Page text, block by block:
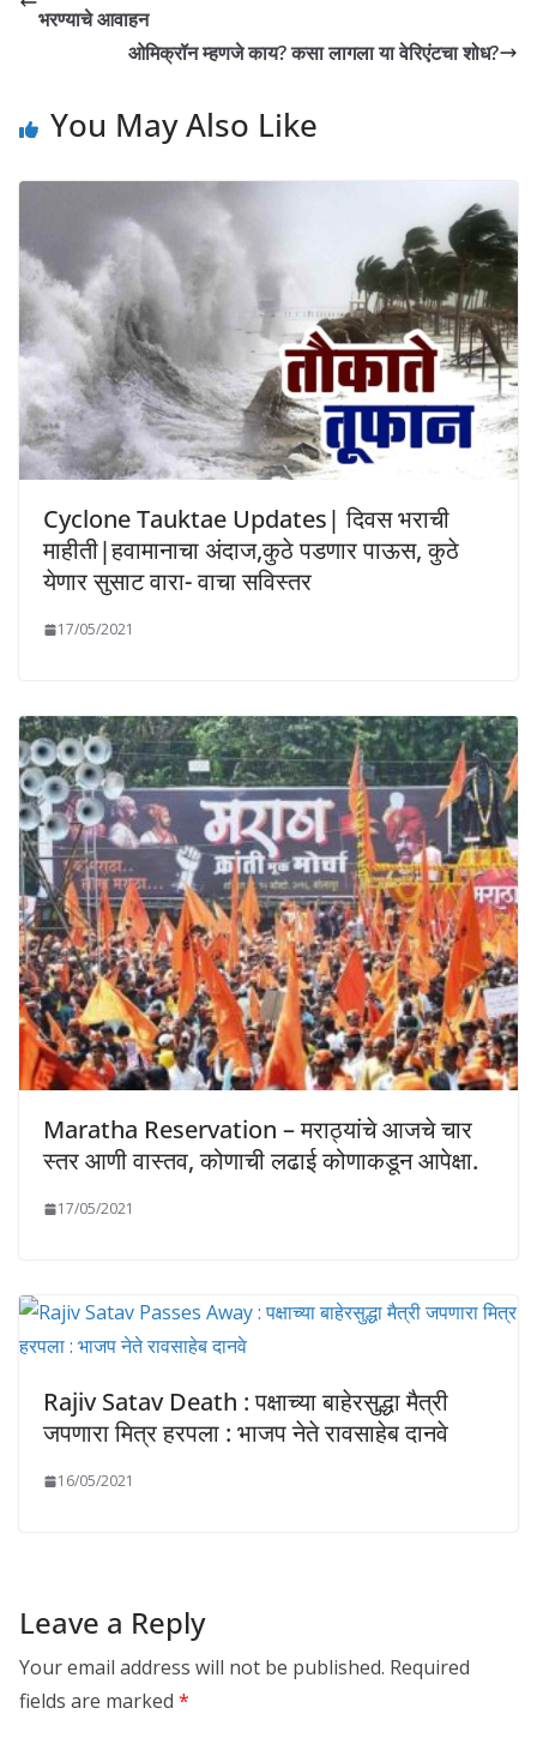
भरण्याचे आवाहन
ओमिक्रॉन म्हणजे काय? कसा लागला या वेरिएंटचा शोध?
You May Also Like
Cyclone Tauktae Updates| दिवस भराची
माहीती|हवामानाचा अंदाज,कुठे पडणार पाऊस, कुठे
येणार सुसाट वारा- वाचा सविस्तर
17/05/2021
Maratha Reservation – मराठ्यांचे आजचे चार
स्तर आणी वास्तव, कोणाची लढाई कोणाकडून आपेक्षा.
17/05/2021
Rajiv Satav Death : पक्षाच्या बाहेरसुद्धा मैत्री
जपणारा मित्र हरपला : भाजप नेते रावसाहेब दानवे
16/05/2021
Leave a Reply
Your email address will not be published. Required
fields are marked *